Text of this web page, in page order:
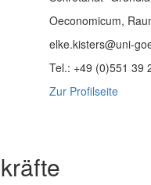
Oeconomicum,
elke.kisters@uni-
Tel.: +49 (0)551 39
Zur Profilseite